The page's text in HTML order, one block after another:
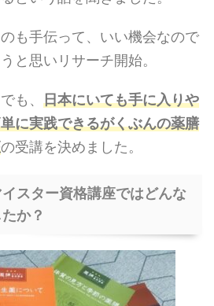
も手伝って、いい機会なので
と思いリサーチ開始。
も、 日本にいても手に入りや
に実践できるがくぶんの薬膳
の受講を決めました。
スター資格講座ではどんな
か？